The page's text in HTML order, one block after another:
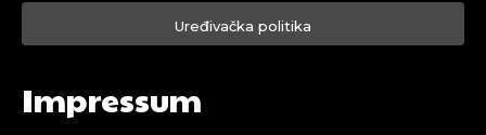
Uređivačka politika
Impressum